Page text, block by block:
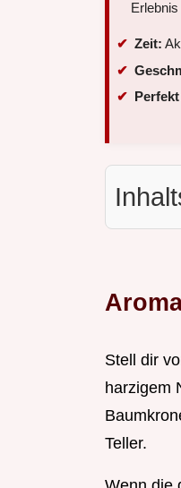
Zeit:
Stell dir
harzigem
Teller.